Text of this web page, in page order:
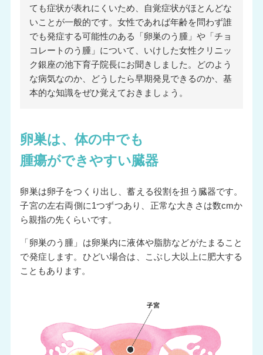
ても症状が表れにくいため、自覚症状がほとんどな
いことが一般的です。女性であれば年齢を問わず誰
でも発症する可能性のある「卵巣のう腫」や「チョ
コレートのう腫」について、いけした女性クリニッ
ク銀座の池下育子院長にお聞きしました。どのよう
な病気なのか、どうしたら早期発見できるのか、基
本的な知識をぜひ覚えておきましょう。
卵巣は、体の中でも
腫瘍ができやすい臓器
卵巣は卵子をつくり出し、蓄える役割を担う臓器です。
子宮の左右両側に1つずつあり、正常な大きさは数cmか
ら親指の先くらいです。
「卵巣のう腫」は卵巣内に液体や脂肪などがたまること
で発症します。ひどい場合は、こぶし大以上に肥大する
こともあります。